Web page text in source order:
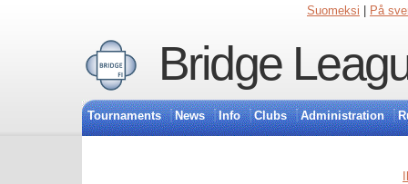
Suomeksi På
Bridge
Tournaments News Info Clubs Administration